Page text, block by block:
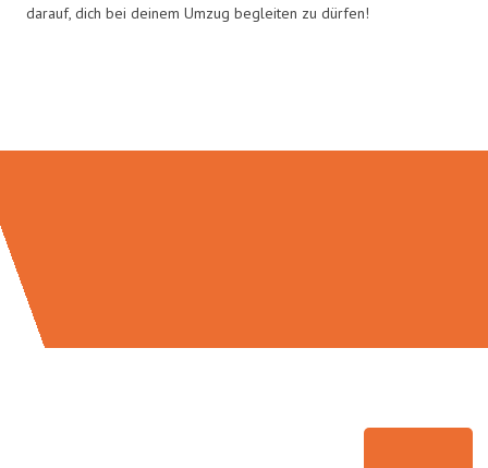
darauf, dich bei deinem Umzug begleiten zu dürfen!